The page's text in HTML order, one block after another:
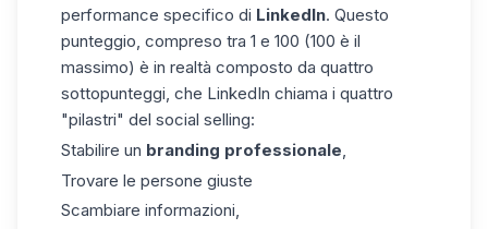
performance specifico di LinkedIn. Questo
punteggio, compreso tra 1 e 100 (100 è il
massimo) è in realtà composto da quattro
sottopunteggi, che LinkedIn chiama i quattro
"pilastri" del social selling:
Stabilire un branding professionale
Trovare le persone giuste
Scambiare informazioni,